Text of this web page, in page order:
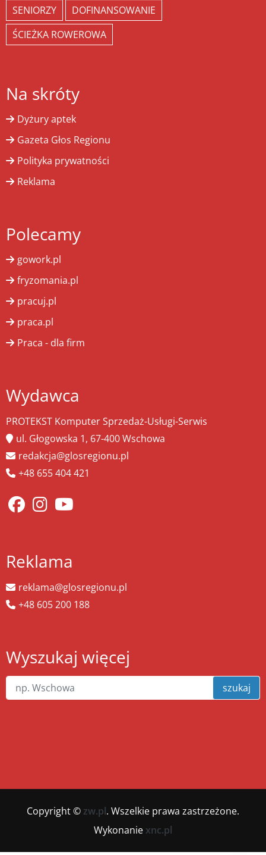
SENIORZY
DOFINANSOWANIE
ŚCIEŻKA ROWEROWA
Na skróty
Dyżury aptek
Gazeta Głos Regionu
Polityka prywatności
Reklama
Polecamy
gowork.pl
fryzomania.pl
pracuj.pl
praca.pl
Praca - dla firm
Wydawca
PROTEKST Komputer Sprzedaż-Usługi-Serwis
ul. Głogowska 1, 67-400 Wschowa
redakcja@glosregionu.pl
+48 655 404 421
Reklama
reklama@glosregionu.pl
+48 605 200 188
Wyszukaj więcej
szukaj
Copyright © zw.pl. Wszelkie prawa zastrzeżone.
Wykonanie xnc.pl